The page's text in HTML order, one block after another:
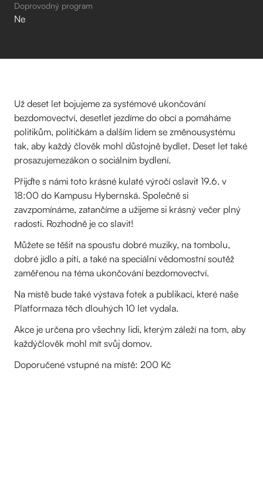
Doprovodný program
Ne
Už deset let bojujeme za systémové ukončování
bezdomovectví, desetlet jezdíme do obcí a pomáháme
politikům, političkám a dalším lidem se změnousystému
tak, aby každý člověk mohl důstojně bydlet. Deset let také
prosazujemezákon o sociálním bydlení.
Přijďte s námi toto krásné kulaté výročí oslavit 19.6. v
18:00 do Kampusu Hybernská. Společně si
zavzpomínáme, zatančíme a užijeme si krásný večer plný
radosti. Rozhodně je co slavit!
Můžete se těšit na spoustu dobré muziky, na tombolu,
dobré jídlo a pití, a také na speciální vědomostní soutěž
zaměřenou na téma ukončování bezdomovectví.
Na místě bude také výstava fotek a publikací, které naše
Platformaza těch dlouhých 10 let vydala.
Akce je určena pro všechny lidi, kterým záleží na tom, aby
každýčlověk mohl mít svůj domov.
Doporučené vstupné na místě: 200 Kč